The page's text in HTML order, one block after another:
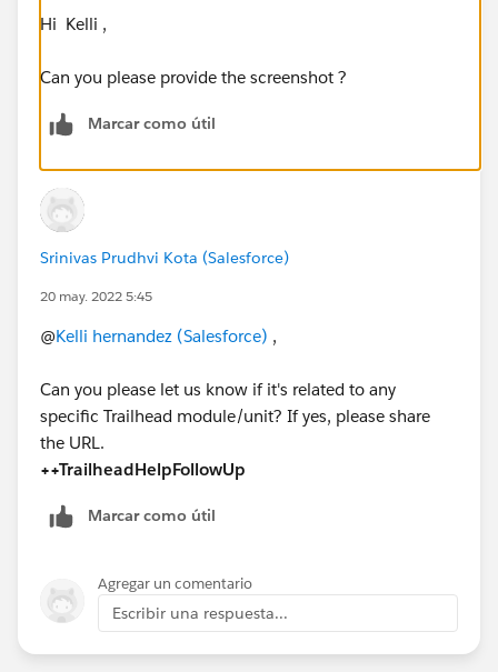
Hi Kelli ,
Can you please provide the screenshot ?
Marcar como útil
Srinivas Prudhvi Kota (Salesforce)
20 may. 2022 5:45
@Kelli hernandez (Salesforce) ,
Can you please let us know if it's related to any
specific Trailhead module/unit? If yes, please share
the URL.
++TrailheadHelpFollowUp
Marcar como útil
Agregar un comentario
Escribir una respuesta...